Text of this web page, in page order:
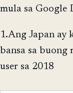
mula sa Google
1.Ang Japan ay
bansa sa buong
user sa 2018